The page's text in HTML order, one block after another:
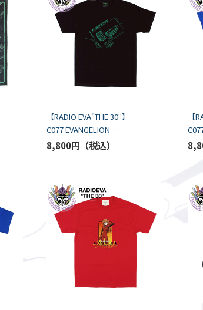
【RADIO EVA"THE 30"】
C077 EVANGELION
CASSETTE T-Shirt by
BALANSA/BLACK
8,800円
【